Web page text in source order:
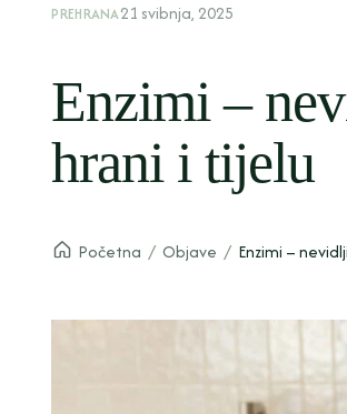
PREHRANA21 svibnja, 2025
Enzimi –
hrani i tijelu
Početna / Objave / Enzimi –